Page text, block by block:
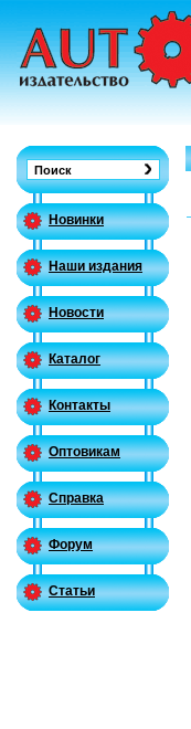
Новинки
Наши издания
Новости
Каталог
Контакты
Оптовикам
Справка
Форум
Статьи